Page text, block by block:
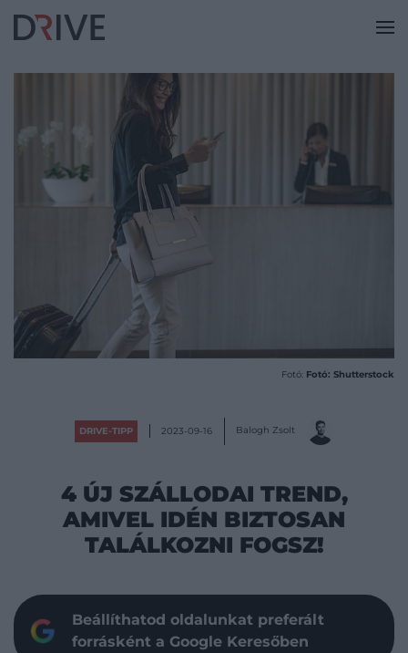
Fotó: Fotó: Shutterstock
DRIVE-TIPP 2023-09-16 Balogh Zsolt
4 ÚJ SZÁLLODAI TREND,
AMIVEL IDÉN BIZTOSAN
TALÁLKOZNI FOGSZ!
Beállíthatod oldalunkat preferált
forrásként a Google Keresőben